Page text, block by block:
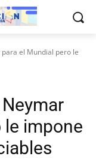
el Mundial pero le
le impone